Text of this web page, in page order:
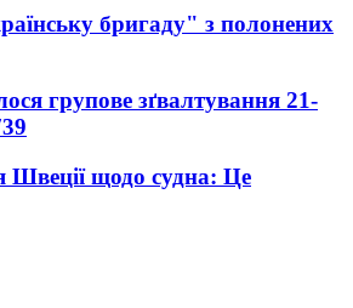
бригаду" з полонених
групове зґвалтування 21-
Швеції щодо судна: Це